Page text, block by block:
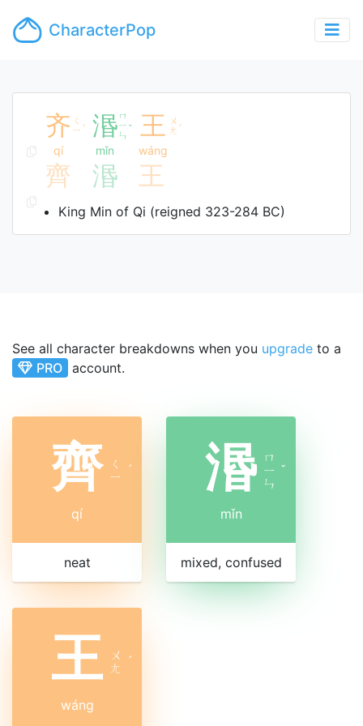
CharacterPop
齐 ㄑ
ㄧ ˊ
qí
湣 ㄇ
ㄧ
ㄣ
ˇ
mǐn
王 ㄨ
ㄤ ˊ
wáng
齊 湣 王
King Min of Qi (reigned 323-284 BC)
See all character breakdowns when you upgrade to a
PRO account.
齊
ㄑ
ㄧ ˊ
qí
neat
湣 ㄇ
ㄧ
ㄣ
ˇ
mǐn
mixed, confused
王 ㄨ
ㄤ ˊ
wáng